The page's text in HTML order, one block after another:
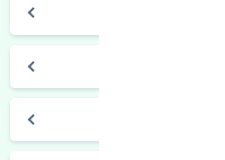
شده بدستم می‌سد؟
است؟
را مرجوع کرد؟